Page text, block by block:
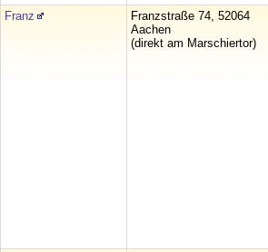
Franz
Franzstraße 74, 52064
Aachen
(direkt am Marschiertor)